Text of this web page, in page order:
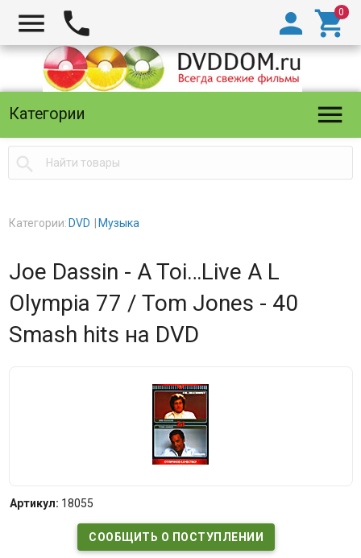
  

Категории 

Категории: DVD Музыка
Joe Dassin - A Toi…Live A L
Olympia 77 / Tom Jones - 40
Smash hits на DVD
Артикул: 18055
СООБЩИТЬ О ПОСТУПЛЕНИИ